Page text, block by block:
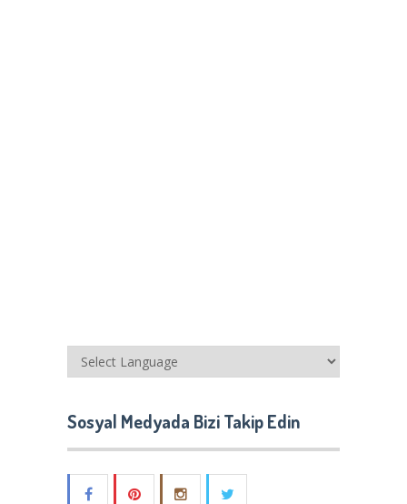
Sosyal Medyada Bizi Takip Edin